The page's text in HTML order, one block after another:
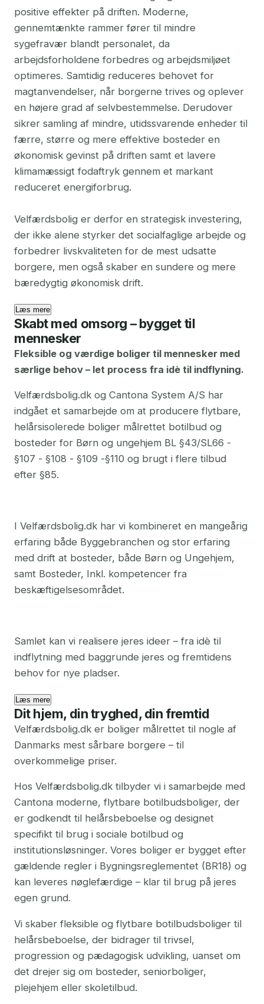
positive effekter på driften. Moderne,
gennemtænkte rammer fører til mindre
sygefravær blandt personalet, da
arbejdsforholdene forbedres og arbejdsmiljøet
optimeres. Samtidig reduceres behovet for
magtanvendelser, når borgerne trives og oplever
en højere grad af selvbestemmelse. Derudover
sikrer samling af mindre, utidssvarende enheder til
færre, større og mere effektive bosteder en
økonomisk gevinst på driften samt et lavere
klimamæssigt fodaftryk gennem et markant
reduceret energiforbrug.
Velfærdsbolig er derfor en strategisk investering,
der ikke alene styrker det socialfaglige arbejde og
forbedrer livskvaliteten for de mest udsatte
borgere, men også skaber en sundere og mere
bæredygtig økonomisk drift.
Læs mere
Skabt med omsorg – bygget til
mennesker
Fleksible og værdige boliger til mennesker med
særlige behov – let process fra idè til indflyning.
Velfærdsbolig.dk og Cantona System A/S har
indgået et samarbejde om at producere flytbare,
helårsisolerede boliger målrettet botilbud og
bosteder for Børn og ungehjem BL §43/SL66 -
§107 - §108 - §109 -§110 og brugt i flere tilbud
efter §85.
I Velfærdsbolig.dk har vi kombineret en mangeårig
erfaring både Byggebranchen og stor erfaring
med drift at bosteder, både Børn og Ungehjem,
samt Bosteder, Inkl. kompetencer fra
beskæftigelsesområdet.
Samlet kan vi realisere jeres ideer – fra idè til
indflytning med baggrunde jeres og fremtidens
behov for nye pladser.
Læs mere
Dit hjem, din tryghed, din fremtid
Velfærdsbolig.dk er boliger målrettet til nogle af
Danmarks mest sårbare borgere – til
overkommelige priser.
Hos Velfærdsbolig.dk tilbyder vi i samarbejde med
Cantona moderne, flytbare botilbudsboliger, der
er godkendt til helårsbeboelse og designet
specifikt til brug i sociale botilbud og
institutionsløsninger. Vores boliger er bygget efter
gældende regler i Bygningsreglementet (BR18) og
kan leveres nøglefærdige – klar til brug på jeres
egen grund.
Vi skaber fleksible og flytbare botilbudsboliger til
helårsbeboelse, der bidrager til trivsel,
progression og pædagogisk udvikling, uanset om
det drejer sig om bosteder, seniorboliger,
plejehjem eller skoletilbud.